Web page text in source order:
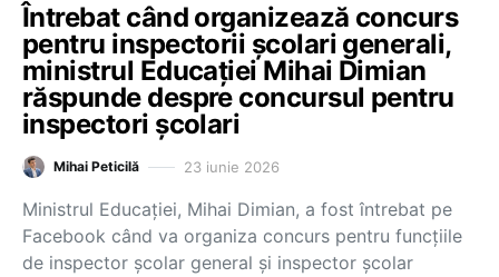
Întrebat când organizează concurs
pentru inspectorii școlari generali,
ministrul Educației Mihai Dimian
răspunde despre concursul pentru
inspectori școlari
Mihai Peticilă 23 iunie 2026
Ministrul Educației, Mihai Dimian, a fost întrebat pe
Facebook când va organiza concurs pentru funcțiile
de inspector școlar general și inspector școlar